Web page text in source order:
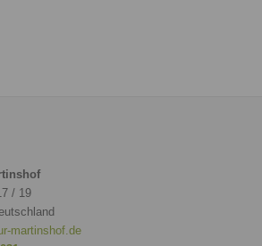
/ 19
martinshof.de